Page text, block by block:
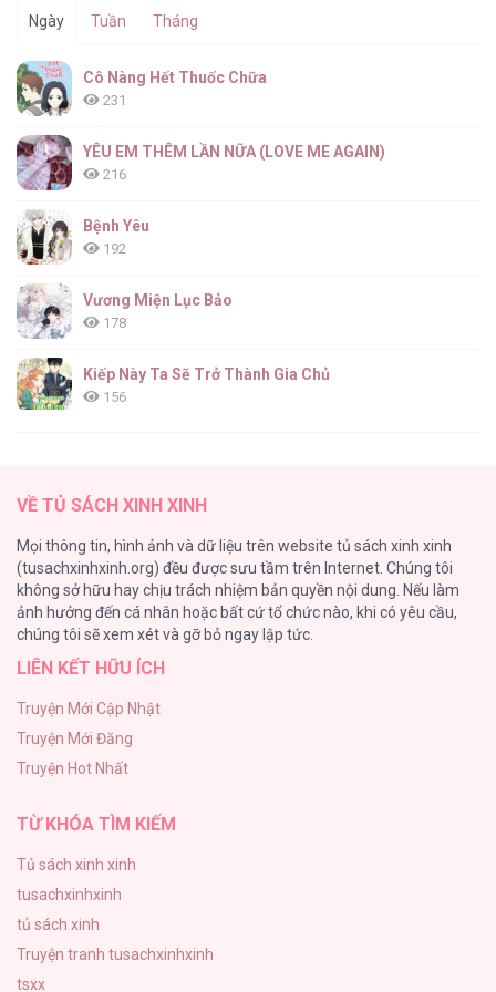
Quý Cô Black U Sầu [...] – Chap 39
Quý Cô Black U Sầu [...] – Chap 35
Ngày Tuần Tháng
Cô Nàng Hết Thuốc Chữa
231
YÊU EM THÊM LẦN NỮA (LOVE ME AGAIN)
216
Bệnh Yêu
192
Vương Miện Lục Bảo
178
Kiếp Này Ta Sẽ Trở Thành Gia Chủ
156
139
Tổng hợp boylove 18+
135
Đứa Nhỏ Không Phải Là Con Anh
Mùa Xuân Hoa Nở
104
VỀ TỦ SÁCH XINH XINH
Mọi thông tin, hình ảnh và dữ liệu trên website tủ sách xinh xinh
(tusachxinhxinh.org) đều được sưu tầm trên Internet. Chúng tôi
không sở hữu hay chịu trách nhiệm bản quyền nội dung. Nếu làm
ảnh hưởng đến cá nhân hoặc bất cứ tổ chức nào, khi có yêu cầu,
chúng tôi sẽ xem xét và gỡ bỏ ngay lập tức.
LIÊN KẾT HỮU ÍCH
Truyện Mới Cập Nhật
Truyện Mới Đăng
Truyện Hot Nhất
TỪ KHÓA TÌM KIẾM
Tủ sách xinh xinh
tusachxinhxinh
tủ sách xinh
Truyện tranh tusachxinhxinh
tsxx